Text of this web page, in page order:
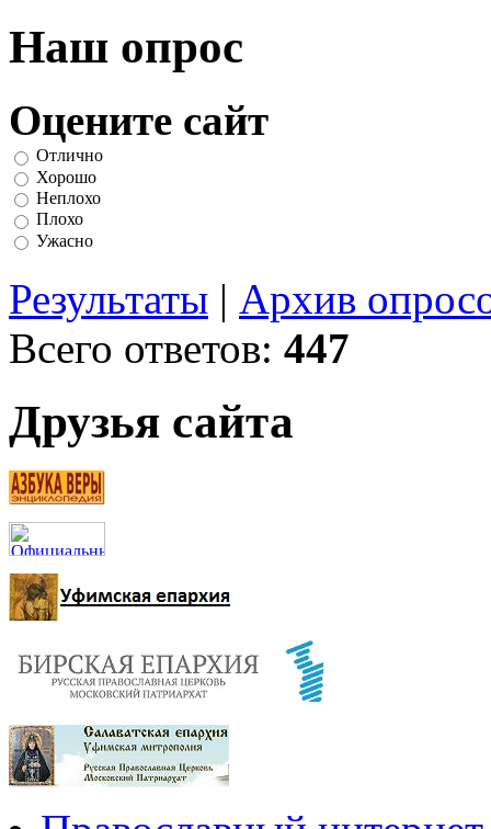
Наш опрос
Оцените сайт
Отлично
Хорошо
Неплохо
Плохо
Ужасно
Результаты | Архив
Всего ответов: 447
Друзья сайта